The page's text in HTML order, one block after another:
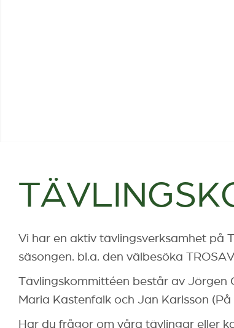
Vi har en aktiv tävlingsverksamhet på
säsongen. bl.a. den välbesöka
Tävlingskommittéen består av Jörgen
Maria Kastenfalk och Jan Karlsson
Har du frågor om våra tävlingar eller